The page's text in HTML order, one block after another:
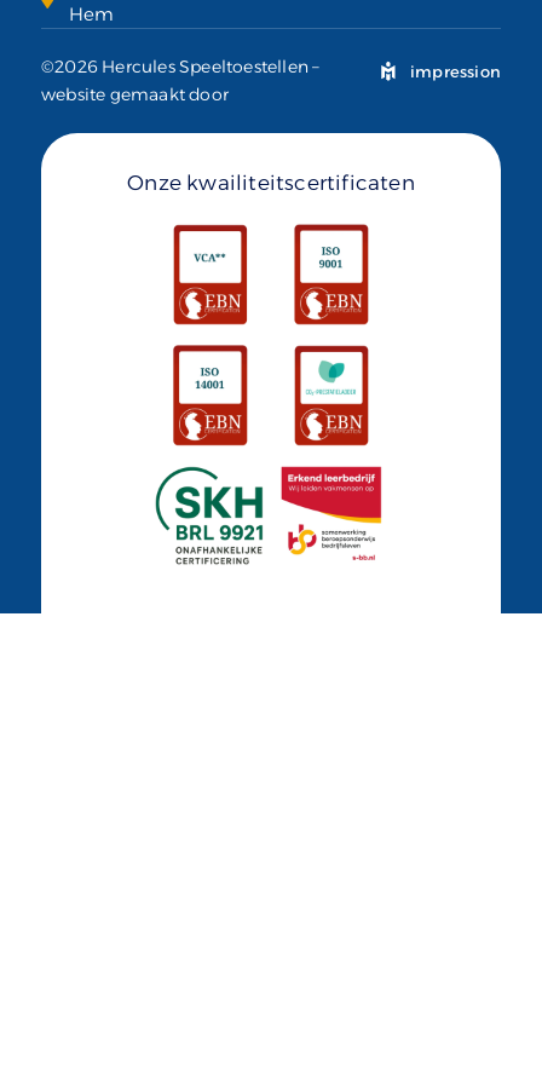
Hem
©2026 Hercules Speeltoestellen –
website gemaakt door
impression
Onze kwailiteitscertificaten